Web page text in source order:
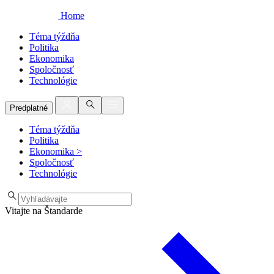
Home
Téma týždňa
Politika
Ekonomika
Spoločnosť
Technológie
Predplatné
Téma týždňa
Politika
Ekonomika >
Spoločnosť
Technológie
Vitajte na Štandarde